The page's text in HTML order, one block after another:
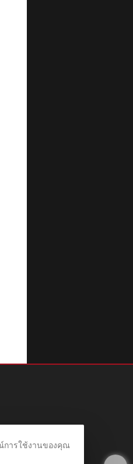
การใช้งานของคุณ